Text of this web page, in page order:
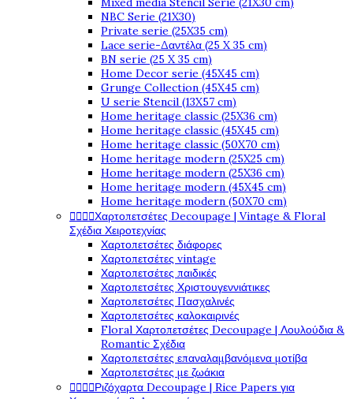
NBC Serie (21X30)
Private serie (25X35 cm)
Lace serie-Δαντέλα (25 X 35 cm)
BN serie (25 X 35 cm)
Home Decor serie (45X45 cm)
Grunge Collection (45X45 cm)
U serie Stencil (13X57 cm)
Home heritage classic (25X36 cm)
Home heritage classic (45X45 cm)
Home heritage classic (50X70 cm)
Home heritage modern (25X25 cm)
Home heritage modern (25X36 cm)
Home heritage modern (45X45 cm)
Home heritage modern (50X70 cm)
Χαρτοπετσέτες Decoupage | Vintage & Floral
Σχέδια Χειροτεχνίας
Χαρτοπετσέτες διάφορες
Χαρτοπετσέτες vintage
Χαρτοπετσέτες παιδικές
Χαρτοπετσέτες Χριστουγεννιάτικες
Χαρτοπετσέτες Πασχαλινές
Χαρτοπετσέτες καλοκαιρινές
Floral Χαρτοπετσέτες Decoupage | Λουλούδια &
Romantic Σχέδια
Χαρτοπετσέτες επαναλαμβανόμενα μοτίβα
Χαρτοπετσέτες με ζωάκια
Ριζόχαρτα Decoupage | Rice Papers για